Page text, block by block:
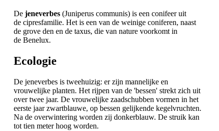
De jeneverbes (Juniperus communis) is een conifeer uit
de cipresfamilie. Het is een van de weinige coniferen, naast
de grove den en de taxus, die van nature voorkomt in
de Benelux.
Ecologie
De jeneverbes is tweehuizig: er zijn mannelijke en
vrouwelijke planten. Het rijpen van de 'bessen' strekt zich uit
over twee jaar. De vrouwelijke zaadschubben vormen in het
eerste jaar zwartblauwe, op bessen gelijkende kegelvruchten.
Na de overwintering worden zij donkerblauw. De struik kan
tot tien meter hoog worden.